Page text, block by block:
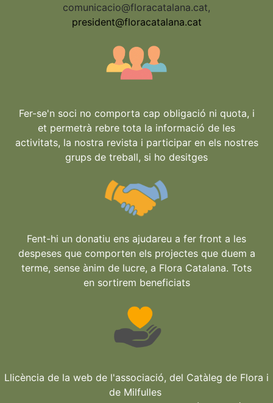
comunicacio@floracatalana.cat,
president@floracatalana.cat
Fer-se'n soci no comporta cap obligació ni quota, i
et permetrà rebre tota la informació de les
activitats, la nostra revista i participar en els nostres
grups de treball, si ho desitges
Fent-hi un donatiu ens ajudareu a fer front a les
despeses que comporten els projectes que duem a
terme, sense ànim de lucre, a Flora Catalana. Tots
en sortirem beneficiats
Llicència de la web de l'associació, del Catàleg de Flora i
de Milfulles